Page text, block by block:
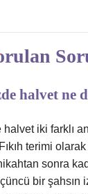
halvet ne
halvet iki farklı
terimi
sonra
bir şahsın